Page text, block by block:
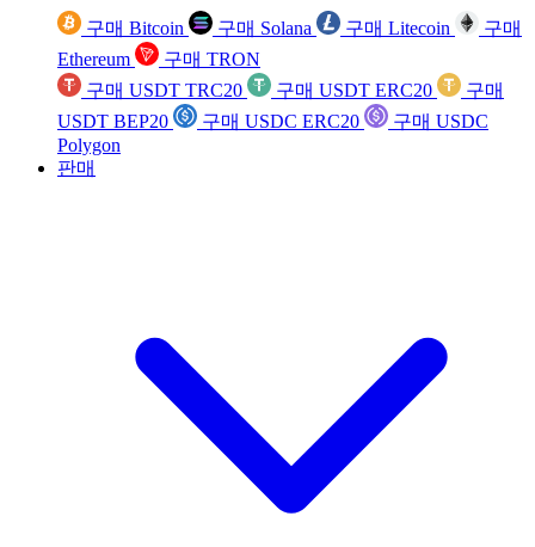
구매 Bitcoin 구매 Solana 구매 Litecoin
구매
Ethereum
구매 TRON
구매 USDT TRC20
구매 USDT ERC20
구매
USDT BEP20
구매 USDC ERC20
구매 USDC
Polygon
판매